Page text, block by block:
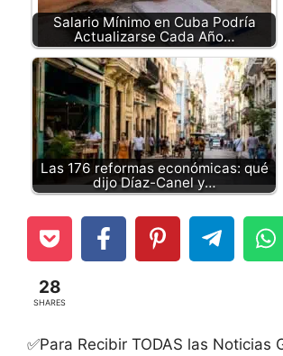
Salario Mínimo en Cuba Podría
Actualizarse Cada Año…
Las 176 reformas económicas: qué
dijo Díaz-Canel y…
28
SHARES
✅Para Recibir TODAS las Noticias